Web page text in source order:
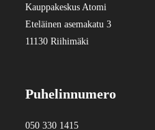
Kauppakeskus Atomi
Eteläinen asemakatu 3
11130 Riihimäki
Puhelinnumero
050 330 1415